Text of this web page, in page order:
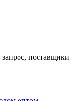
запрос, поставщики